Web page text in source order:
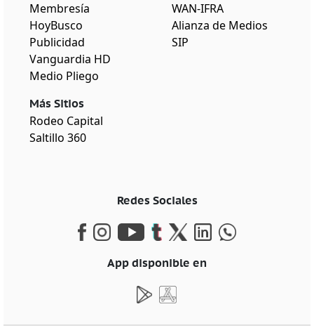
Membresía
HoyBusco
Publicidad
Vanguardia HD
Medio Pliego
Más Sitios
Rodeo Capital
Saltillo 360
WAN-IFRA
Alianza de Medios
SIP
Redes Sociales
App disponible en